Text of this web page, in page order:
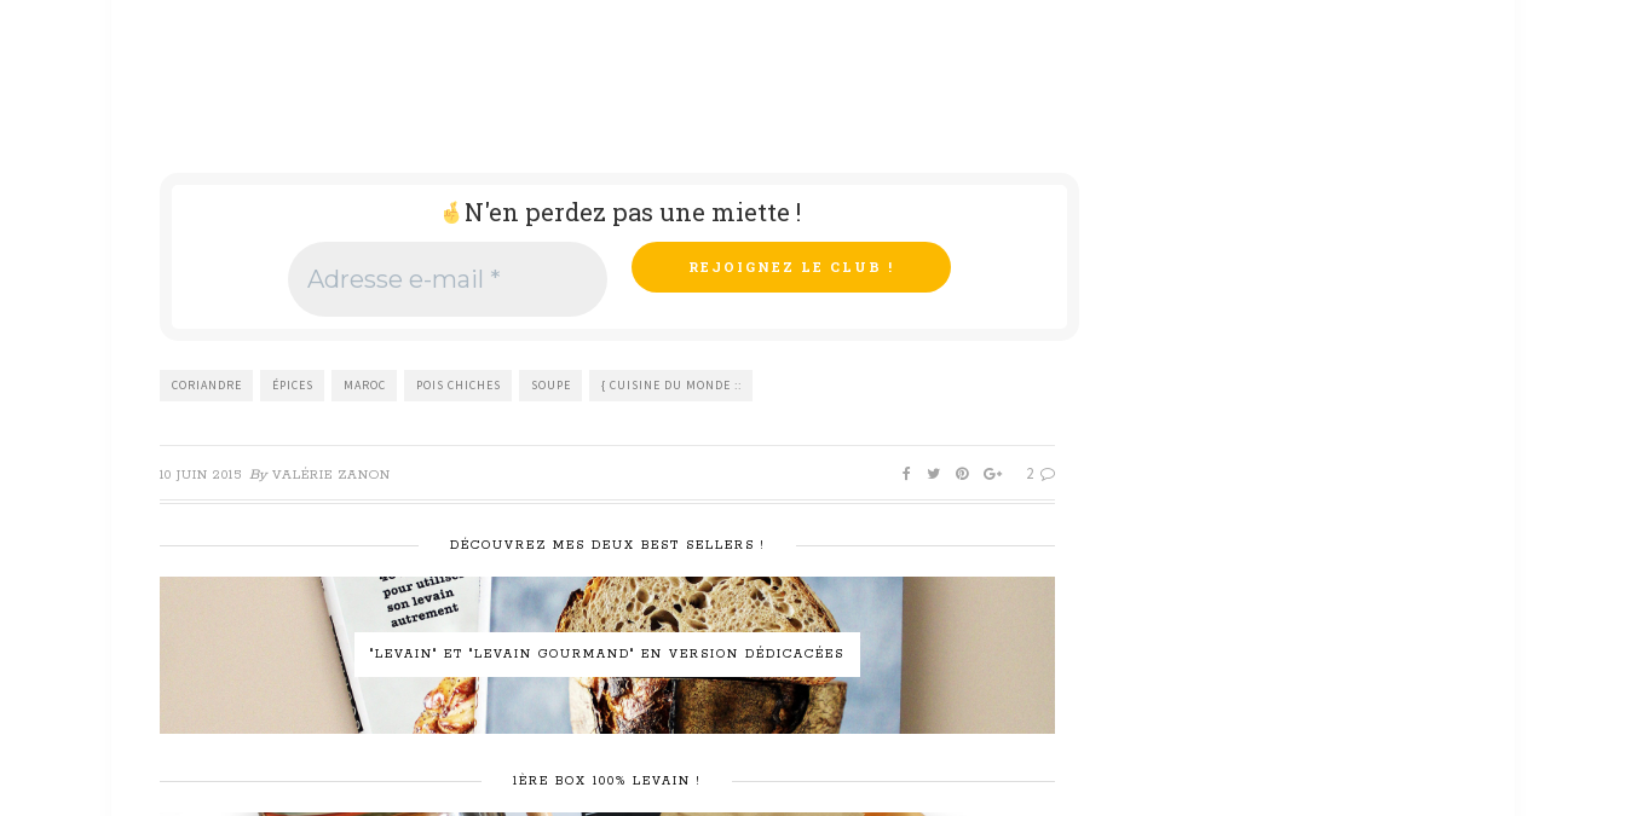
N'en perdez pas une miette !
e-
CORIANDRE ÉPICES MAROC POIS CHICHES SOUPE { CUISINE DU MONDE ::
10 JUIN 2015 By VALÉRIE ZANON 2
DÉCOUVREZ MES DEUX BEST SELLERS !
"LEVAIN" ET "LEVAIN GOURMAND" EN VERSION DÉDICACÉES
1ÈRE BOX 100% LEVAIN !